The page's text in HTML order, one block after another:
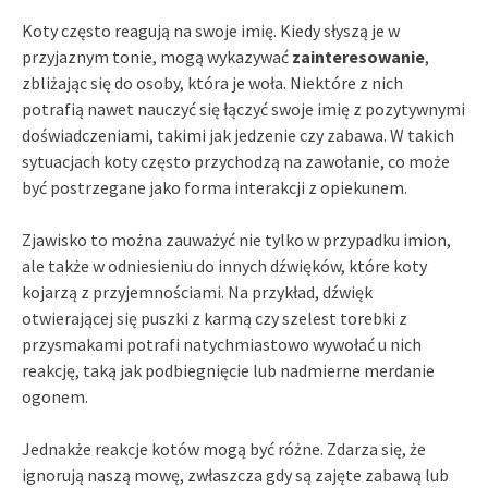
Koty często reagują na swoje imię. Kiedy słyszą je w
przyjaznym tonie, mogą wykazywać zainteresowanie,
zbliżając się do osoby, która je woła. Niektóre z nich
potrafią nawet nauczyć się łączyć swoje imię z pozytywnymi
doświadczeniami, takimi jak jedzenie czy zabawa. W takich
sytuacjach koty często przychodzą na zawołanie, co może
być postrzegane jako forma interakcji z opiekunem.
Zjawisko to można zauważyć nie tylko w przypadku imion,
ale także w odniesieniu do innych dźwięków, które koty
kojarzą z przyjemnościami. Na przykład, dźwięk
otwierającej się puszki z karmą czy szelest torebki z
przysmakami potrafi natychmiastowo wywołać u nich
reakcję, taką jak podbiegnięcie lub nadmierne merdanie
ogonem.
Jednakże reakcje kotów mogą być różne. Zdarza się, że
ignorują naszą mowę, zwłaszcza gdy są zajęte zabawą lub